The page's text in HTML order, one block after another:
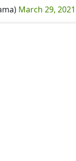
March 29, 2021